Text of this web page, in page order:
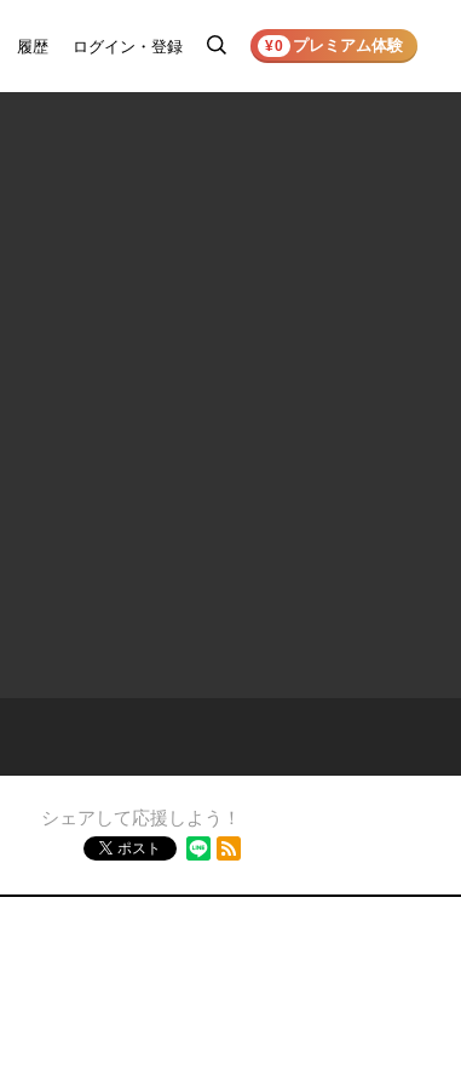
履歴 ログイン・登録
検
¥0 プレミアム体験
シェアして応援しよう！
ポスト